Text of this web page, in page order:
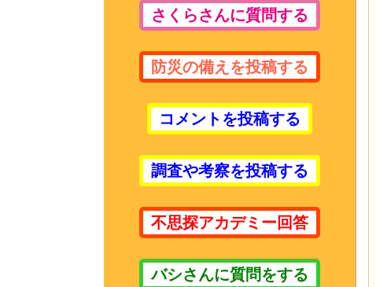
さくらさんに質問する
防災の備えを投稿する
コメントを投稿する
調査や考察を投稿する
不思探アカデミー回答
バシさんに質問をする